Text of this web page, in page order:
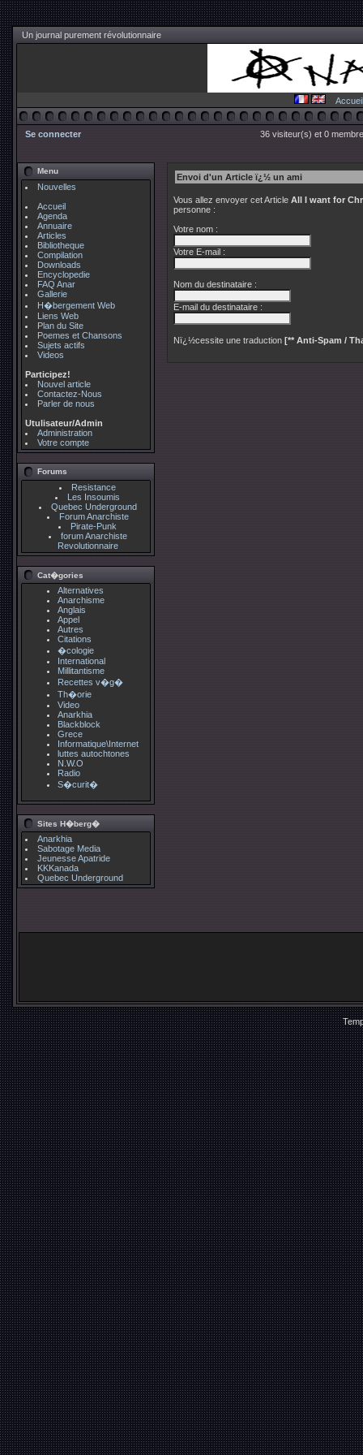
Un journal purement révolutionnaire
Accueil
Se connecter 36 visiteur(s) et 0
Menu
Nouvelles
Accueil
Agenda
Annuaire
Articles
Bibliotheque
Compilation
Downloads
Encyclopedie
FAQ Anar
Gallerie
H�bergement Web
Liens Web
Plan du Site
Poemes et Chansons
Sujets actifs
Videos
Participez!
Nouvel article
Contactez-Nous
Parler de nous
Utulisateur/Admin
Administration
Votre compte
Forums
Resistance
Les Insoumis
Quebec Underground
Forum Anarchiste
Pirate-Punk
forum Anarchiste
Revolutionnaire
Cat�gories
Alternatives
Anarchisme
Anglais
Appel
Autres
Citations
�cologie
International
Millitantisme
Recettes v�g�
Th�orie
Video
Anarkhia
Blackblock
Grece
Informatique\Internet
luttes autochtones
N.W.O
Radio
S�curit�
Sites H�berg�
Anarkhia
Sabotage Media
Jeunesse Apatride
KKKanada
Quebec Underground
Envoi d'un Article ï¿½ un ami
Vous allez envoyer cet Article All I want for
personne :
Votre nom :
Votre E-mail :
Nom du destinataire :
E-mail du destinataire :
Nï¿½cessite une traduction [** Anti-Spam /